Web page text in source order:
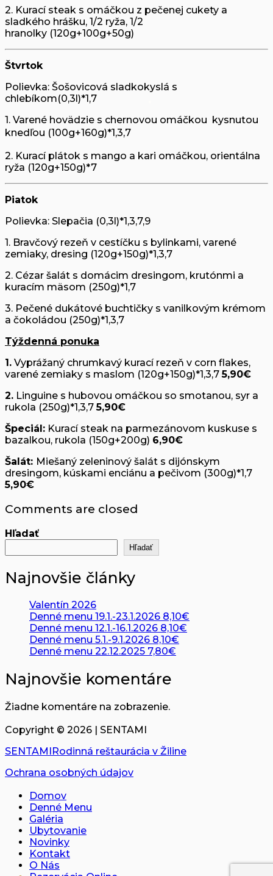
2. Kurací steak s omáčkou z pečenej cukety a
sladkého hrášku, 1/2 ryža, 1/2
hranolky (120g+100g+50g)
Štvrtok
Polievka: Šošovicová sladkokyslá s
chlebíkom(0,3l)*1,7
1. Varené hovädzie s chernovou omáčkou kysnutou
knedľou (100g+160g)*1,3,7
2. Kurací plátok s mango a kari omáčkou, orientálna
ryža (120g+150g)*7
Piatok
Polievka: Slepačia (0,3l)*1,3,7,9
1. Bravčový rezeň v cestíčku s bylinkami, varené
zemiaky, dresing (120g+150g)*1,3,7
2. Cézar šalát s domácim dresingom, krutónmi a
kuracím mäsom (250g)*1,7
3. Pečené dukátové buchtičky s vanilkovým krémom
a čokoládou (250g)*1,3,7
Týždenná ponuka
1. Vyprážaný chrumkavý kurací rezeň v corn flakes,
varené zemiaky s maslom (120g+150g)*1,3,75,90€
2. Linguine s hubovou omáčkou so smotanou, syr a
rukola (250g)*1,3,75,90€
Špeciál: Kurací steak na parmezánovom kuskuse s
bazalkou, rukola (150g+200g) 6,90€
Šalát: Miešaný zeleninový šalát s dijónskym
dresingom, kúskami enciánu a pečivom (300g)*1,7
5,90€
Comments are closed
Hľadať
Hľadať
Najnovšie články
Valentín 2026
Denné menu 19.1.-23.1.2026 8,10€
Denné menu 12.1.-16.1.2026 8,10€
Denné menu 5.1.-9.1.2026 8,10€
Denné menu 22.12.2025 7,80€
Najnovšie komentáre
Žiadne komentáre na zobrazenie.
Copyright © 2026 | SENTAMI
SENTAMIRodinná reštaurácia v Žiline
Ochrana osobných údajov
Domov
Denné Menu
Galéria
Ubytovanie
Novinky
Kontakt
O Nás